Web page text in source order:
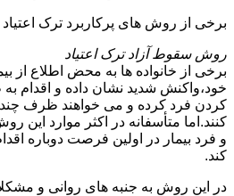
برخی از روش های پرکاربرد ترک اعتیاد
روش سقوط آزاد ترک اعتیاد
برخی از خانواده ها به محض اطلاع از
خود،واکنش شدید نشان داده و اقدام
کردن فرد کرده و می خواهند ظرف چند
کنند.اما متأسفانه در اکثر موارد
و فرد بیمار در اولین فرصت دوباره
کند.
در این روش به جنبه های روانی و